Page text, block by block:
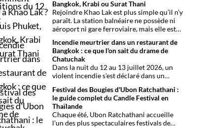
populaires dans tout le royaume.
Bangkok, Krabi ou Surat Thani
Rejoindre Khao Lak est plus simple qu’il n’y
paraît. La station balnéaire ne possède ni
aéroport ni gare ferroviaire, mais elle est
international de Phuket, situé à un peu plus
d’une heure de route. Que vous arriviez de
Bangkok, Phuket, Krabi, Surat Thani ou de
Khao Sok, voici toutes les solutions pour
organiser votre trajet dans les meilleures
conditions.
Incendie meurtrier dans un restaurant de
Bangkok : ce que l'on sait du drame de
Chatuchak
Dans la nuit du 12 au 13 juillet 2026, un
violent incendie s’est déclaré dans un
quartier de Chatuchak, à Bangkok. Le bilan
provisoire est particulièrement lourd avec
au moins 27 morts et plusieurs dizaines de
blessés.
Festival des Bougies d'Ubon Ratchathani :
le guide complet du Candle Festival en
Thaïlande
Chaque été, Ubon Ratchathani accueille
l’un des plus spectaculaires festivals de